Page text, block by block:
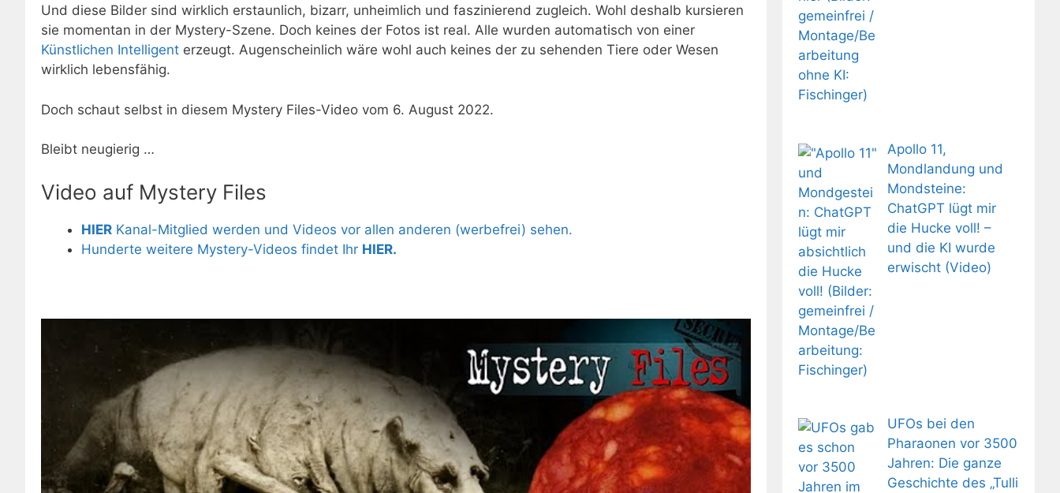
Und diese Bilder sind wirklich erstaunlich, bizarr, unheimlich und faszinierend zugleich. Wohl deshalb kursieren
sie momentan in der Mystery-Szene. Doch keines der Fotos ist real. Alle wurden automatisch von einer
Künstlichen Intelligent erzeugt. Augenscheinlich wäre wohl auch keines der zu sehenden Tiere oder Wesen
wirklich lebensfähig.
Doch schaut selbst in diesem Mystery Files-Video vom 6. August 2022.
Bleibt neugierig …
Video auf Mystery Files
HIER Kanal-Mitglied werden und Videos vor allen anderen (werbefrei) sehen.
Hunderte weitere Mystery-Videos findet Ihr HIER.
Apollo 11,
Mondlandung und
Mondsteine:
ChatGPT lügt mir
die Hucke voll! –
und die KI wurde
erwischt (Video)
UFOs bei den
Pharaonen vor 3500
Jahren: Die ganze
Geschichte des „Tulli